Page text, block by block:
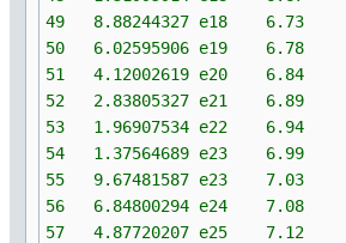
49 8.88244327 e18 6.73
50 6.02595906 e19 6.78
51 4.12002619 e20 6.84
52 2.83805327 e21 6.89
53 1.96907534 e22 6.94
54 1.37564689 e23 6.99
55 9.67481587 e23 7.03
56 6.84800294 e24 7.08
57 4.87720207 e25 7.12